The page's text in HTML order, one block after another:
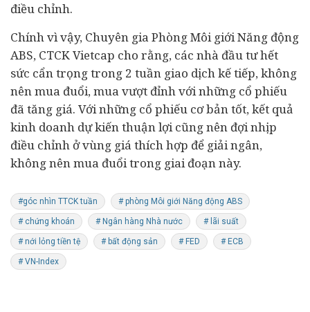
điều chỉnh.
Chính vì vậy, Chuyên gia Phòng Môi giới Năng động
ABS, CTCK Vietcap cho rằng, các nhà đầu tư hết
sức cẩn trọng trong 2 tuần giao dịch kế tiếp, không
nên mua đuổi, mua vượt đỉnh với những cổ phiếu
đã tăng giá. Với những cổ phiếu cơ bản tốt, kết quả
kinh doanh dự kiến thuận lợi cũng nên đợi nhịp
điều chỉnh ở vùng giá thích hợp để giải ngân,
không nên mua đuổi trong giai đoạn này.
#góc nhìn TTCK tuần # phòng Môi giới Năng động ABS
# chứng khoán # Ngân hàng Nhà nước # lãi suất
# nới lỏng tiền tệ # bất động sản # FED # ECB
# VN-Index